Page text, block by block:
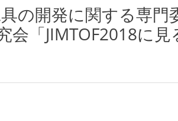
の開発に関する専門
会「JIMTOF2018に見